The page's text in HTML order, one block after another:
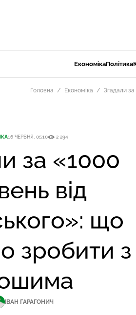
ЕкономікаПолітика
Головна Економіка Згадали
16 ЧЕРВНЯ, 05:10 2 294
за «1000
від
що
зробити з
ІВАН ГАРАГОНИЧ